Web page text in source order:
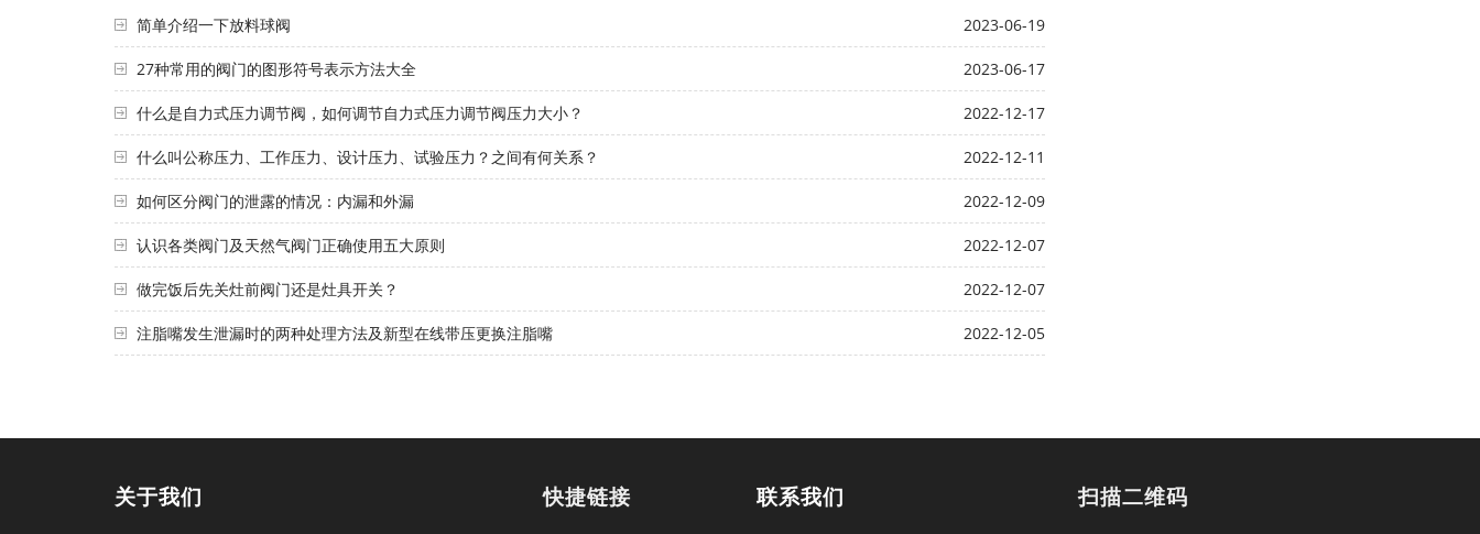
2023-06-19
简单介绍一下放料球阀
2023-06-17
27种常用的阀门的图形符号表示方法大全
2022-12-17
什么是自力式压力调节阀，如何调节自力式压力调节阀压力大小？
2022-12-11
什么叫公称压力、工作压力、设计压力、试验压力？之间有何关系？
2022-12-09
如何区分阀门的泄露的情况：内漏和外漏
2022-12-07
认识各类阀门及天然气阀门正确使用五大原则
2022-12-07
做完饭后先关灶前阀门还是灶具开关？
2022-12-05
注脂嘴发生泄漏时的两种处理方法及新型在线带压更换注脂嘴
关于我们 快捷链接 联系我们 扫描二维码